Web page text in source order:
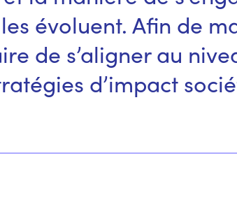
évoluent. Afin de
de s’aligner au
d’impact